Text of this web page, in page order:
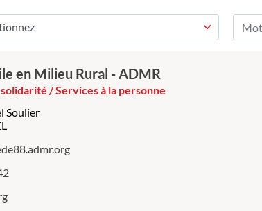
en Milieu Rural - ADMR
/ Services à la personne
Soulier